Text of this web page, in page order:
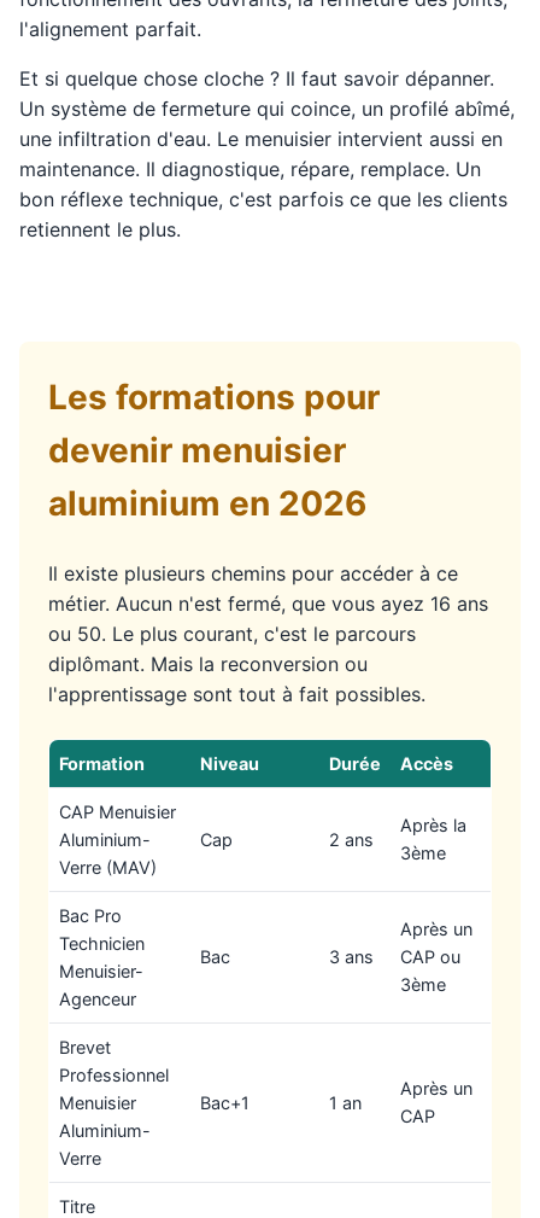
l'alignement parfait.
Et si quelque chose cloche ? Il faut savoir dépanner.
Un système de fermeture qui coince, un profilé abîmé,
une infiltration d'eau. Le menuisier intervient aussi en
maintenance. Il diagnostique, répare, remplace. Un
bon réflexe technique, c'est parfois ce que les clients
retiennent le plus.
Les formations pour
devenir menuisier
aluminium en 2026
Il existe plusieurs chemins pour accéder à ce
métier. Aucun n'est fermé, que vous ayez 16 ans
ou 50. Le plus courant, c'est le parcours
diplômant. Mais la reconversion ou
l'apprentissage sont tout à fait possibles.
Formation Niveau Durée Accès
CAP Menuisier
Aluminium-
Verre (MAV)
Cap 2 ans
Après la
3ème
Bac Pro
Technicien
Menuisier-
Agenceur
Bac 3 ans
Après un
CAP ou
3ème
Brevet
Professionnel
Menuisier
Aluminium-
Verre
Bac+1 1 an
Après un
CAP
Titre